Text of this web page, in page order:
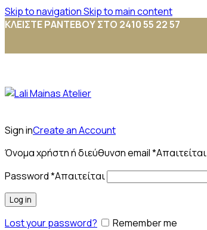
Skip to navigationSkip to main content
ΚΛΕΙΣΤΕ ΡΑΝΤΕΒΟΥ ΣΤΟ 2410 55 22 57
Sign inCreate an Account
Όνομα χρήστη ή διεύθυνση email*Απαιτείται
Password*Απαιτείται
Log in
Lost your password? Remember me